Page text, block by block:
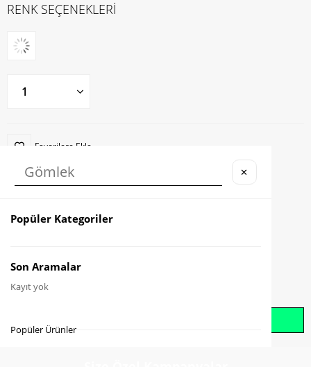
RENK SEÇENEKLERİ
Favorilere Ekle
Karşılaştır
Gelince Haber Ver
✕
Popüler Kategoriler
Son Aramalar
Kayıt yok
Popüler Ürünler